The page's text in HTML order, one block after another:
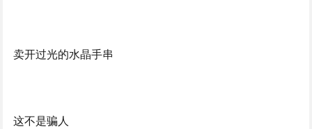
卖开过光的水晶手串
这不是骗人